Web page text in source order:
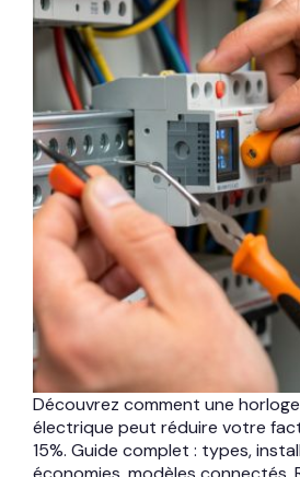
Découvrez comment une
électrique peut réduire votre
15%. Guide complet : types,